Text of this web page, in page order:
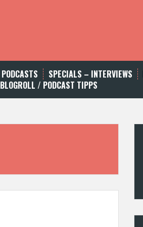
PODCASTS SPECIALS – INTERVIEWS
BLOGROLL / PODCAST TIPPS